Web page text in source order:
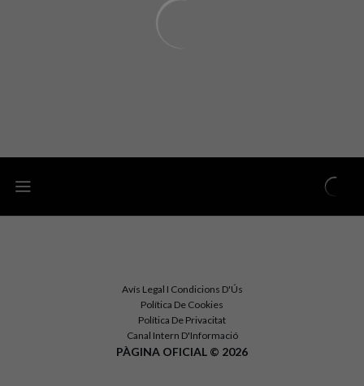
Avís Legal I Condicions D'Ús
Política De Cookies
Política De Privacitat
Canal Intern D'Informació
PÀGINA OFICIAL © 2026